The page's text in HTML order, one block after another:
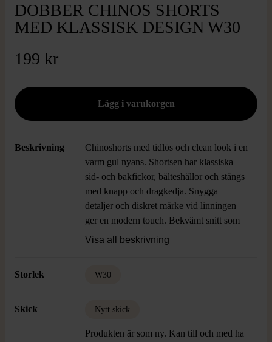
DOBBER CHINOS SHORTS
MED KLASSISK DESIGN W30
199 kr
Beskrivning
Chinoshorts med tidlös och clean look i en
varm gul nyans. Shortsen har klassiska
sid- och bakfickor, bälteshällor och stängs
med knapp och dragkedja. Snygga
detaljer och diskret märke vid linningen
ger en modern touch. Bekvämt snitt som
passar till det mesta, perfekt för en
Visa all beskrivning
Storlek W30
Skick Nytt skick
Produkten är som ny. Kan till och med ha